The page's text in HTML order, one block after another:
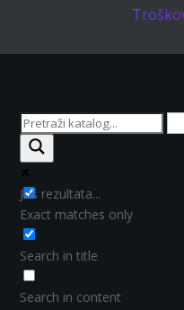
Još rezultata...
Exact matches only
Search in title
Search in content